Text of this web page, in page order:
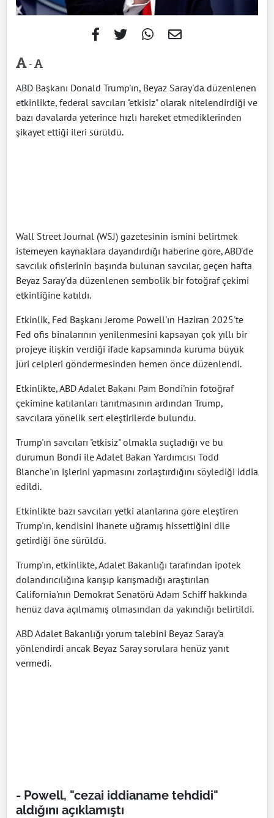
-
ABD Başkanı Donald Trump'ın, Beyaz Saray'da düzenlenen
etkinlikte, federal savcıları "etkisiz" olarak nitelendirdiği ve
bazı davalarda yeterince hızlı hareket etmediklerinden
şikayet ettiği ileri sürüldü.
Wall Street Journal (WSJ) gazetesinin ismini belirtmek
istemeyen kaynaklara dayandırdığı haberine göre, ABD'de
savcılık ofislerinin başında bulunan savcılar, geçen hafta
Beyaz Saray'da düzenlenen sembolik bir fotoğraf çekimi
etkinliğine katıldı.
Etkinlik, Fed Başkanı Jerome Powell'ın Haziran 2025'te
Fed ofis binalarının yenilenmesini kapsayan çok yıllı bir
projeye ilişkin verdiği ifade kapsamında kuruma büyük
jüri celpleri göndermesinden hemen önce düzenlendi.
Etkinlikte, ABD Adalet Bakanı Pam Bondi'nin fotoğraf
çekimine katılanları tanıtmasının ardından Trump,
savcılara yönelik sert eleştirilerde bulundu.
Trump'ın savcıları "etkisiz" olmakla suçladığı ve bu
durumun Bondi ile Adalet Bakan Yardımcısı Todd
Blanche'ın işlerini yapmasını zorlaştırdığını söylediği iddia
edildi.
Etkinlikte bazı savcıları yetki alanlarına göre eleştiren
Trump'ın, kendisini ihanete uğramış hissettiğini dile
getirdiği öne sürüldü.
Trump'ın, etkinlikte, Adalet Bakanlığı tarafından ipotek
dolandırıcılığına karışıp karışmadığı araştırılan
California'nın Demokrat Senatörü Adam Schiff hakkında
henüz dava açılmamış olmasından da yakındığı belirtildi.
ABD Adalet Bakanlığı yorum talebini Beyaz Saray'a
yönlendirdi ancak Beyaz Saray sorulara henüz yanıt
vermedi.
- Powell, "cezai iddianame tehdidi"
aldığını açıklamıştı